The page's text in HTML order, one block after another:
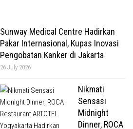
Sunway Medical Centre Hadirkan
Pakar Internasional, Kupas Inovasi
Pengobatan Kanker di Jakarta
26 July 2026
Nikmati
Sensasi
Midnight
Dinner, ROCA